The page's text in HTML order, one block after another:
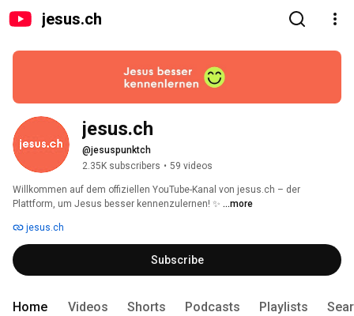
jesus.ch
jesus.ch
@jesuspunktch
2.35K subscribers • 59 videos
Willkommen auf dem offiziellen YouTube-Kanal von jesus.ch – der
Plattform, um Jesus besser kennenzulernen! ✨ ...more
jesus.ch
Subscribe
Home Videos Shorts Podcasts Playlists